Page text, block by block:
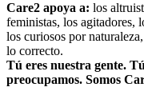
Care2 apoya a: los
feministas, los agitadores,
los curiosos por
lo correcto.
Tú eres nuestra gente.
preocupamos. Somos